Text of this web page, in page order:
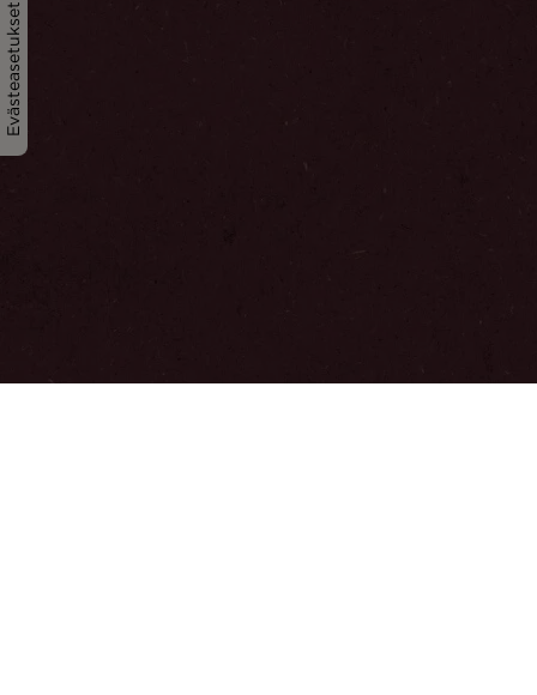
Evästeasetukset